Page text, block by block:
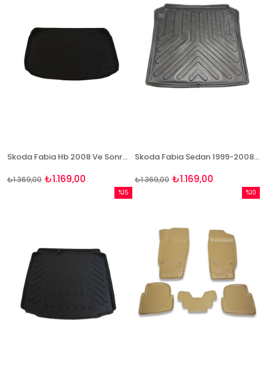
Skoda Fabia Hb 2008 Ve Sonrası 3D Bagaj Havuzu Bizymo
₺1.169,00
₺1.369,00
Skoda Fabia Sedan 1999-2008 Bagaj Havuzu Bizymo
₺1.169,00
₺1.369,00
%15
%10